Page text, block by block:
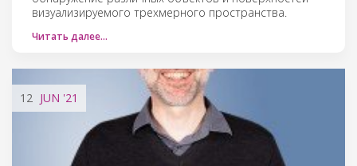
визуализируемого трехмерного пространства.
Читать далее…
12 JUN '21